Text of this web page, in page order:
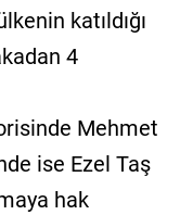
katıldığı
4
Mehmet
ise Ezel Taş
hak